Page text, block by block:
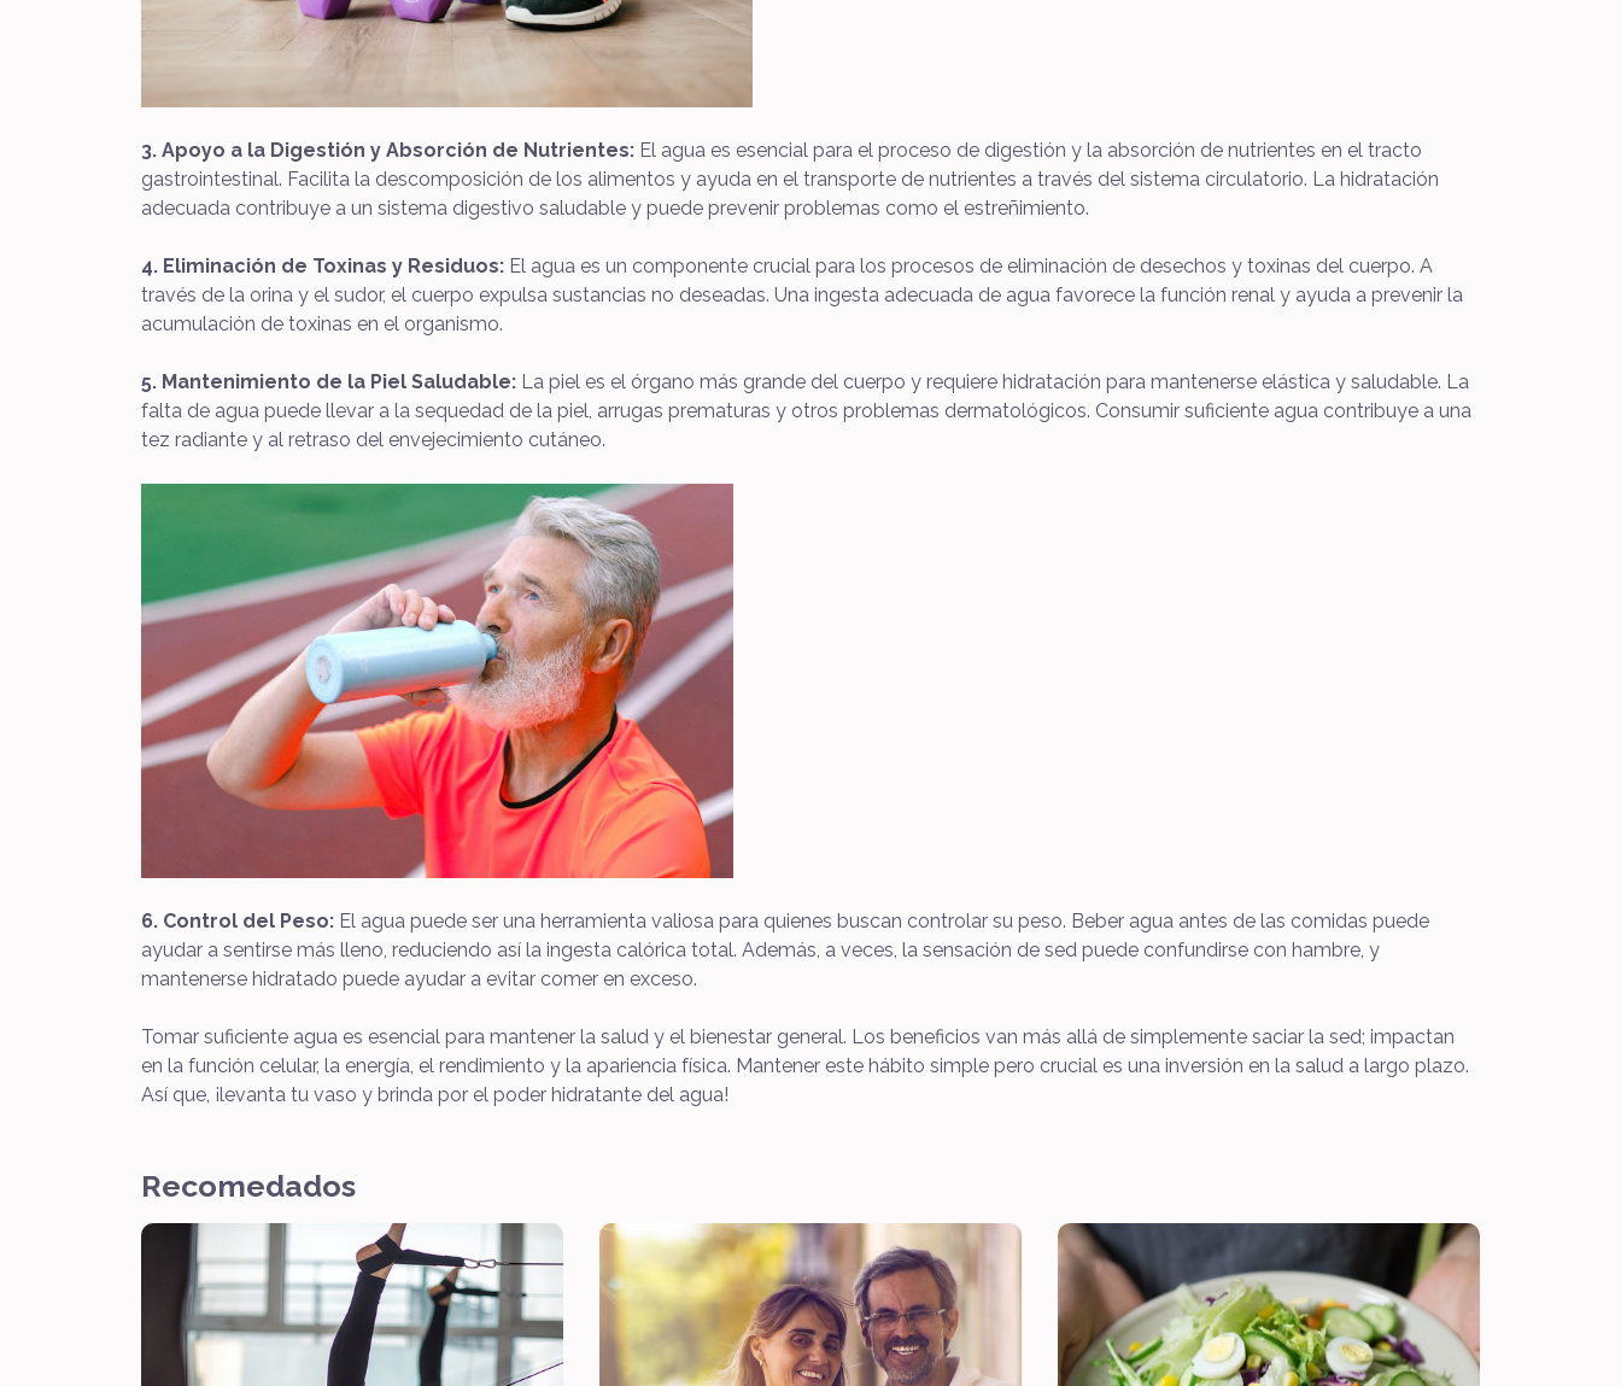
3. Apoyo a la Digestión y Absorción de Nutrientes: El agua es esencial para el proceso de digestión y la absorción de nutrientes en el tracto
gastrointestinal. Facilita la descomposición de los alimentos y ayuda en el transporte de nutrientes a través del sistema circulatorio. La hidratación
adecuada contribuye a un sistema digestivo saludable y puede prevenir problemas como el estreñimiento.
4. Eliminación de Toxinas y Residuos: El agua es un componente crucial para los procesos de eliminación de desechos y toxinas del cuerpo. A
través de la orina y el sudor, el cuerpo expulsa sustancias no deseadas. Una ingesta adecuada de agua favorece la función renal y ayuda a prevenir la
acumulación de toxinas en el organismo.
5. Mantenimiento de la Piel Saludable: La piel es el órgano más grande del cuerpo y requiere hidratación para mantenerse elástica y saludable. La
falta de agua puede llevar a la sequedad de la piel, arrugas prematuras y otros problemas dermatológicos. Consumir suficiente agua contribuye a una
tez radiante y al retraso del envejecimiento cutáneo.
6. Control del Peso: El agua puede ser una herramienta valiosa para quienes buscan controlar su peso. Beber agua antes de las comidas puede
ayudar a sentirse más lleno, reduciendo así la ingesta calórica total. Además, a veces, la sensación de sed puede confundirse con hambre, y
mantenerse hidratado puede ayudar a evitar comer en exceso.
Tomar suficiente agua es esencial para mantener la salud y el bienestar general. Los beneficios van más allá de simplemente saciar la sed; impactan
en la función celular, la energía, el rendimiento y la apariencia física. Mantener este hábito simple pero crucial es una inversión en la salud a largo plazo.
Así que, ¡levanta tu vaso y brinda por el poder hidratante del agua!
Recomedados